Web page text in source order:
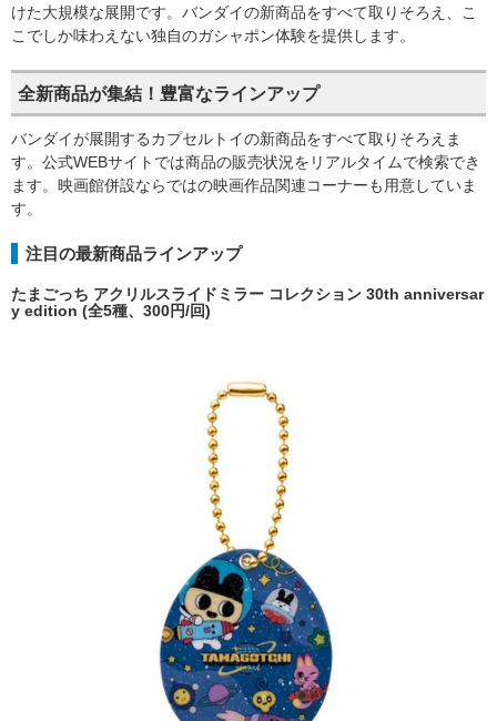
けた大規模な展開です。バンダイの新商品をすべて取りそろえ、こ
こでしか味わえない独自のガシャポン体験を提供します。
全新商品が集結！豊富なラインアップ
バンダイが展開するカプセルトイの新商品をすべて取りそろえま
す。公式WEBサイトでは商品の販売状況をリアルタイムで検索でき
ます。映画館併設ならではの映画作品関連コーナーも用意していま
す。
注目の最新商品ラインアップ
たまごっち アクリルスライドミラー コレクション 30th anniversar
y edition (全5種、300円/回)